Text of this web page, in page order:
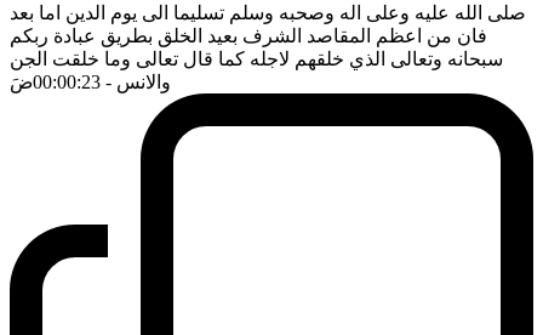
صلى الله عليه وعلى اله وصحبه وسلم تسليما الى يوم الدين اما بعد
فان من اعظم المقاصد الشرف بعيد الخلق بطريق عبادة ربكم
سبحانه وتعالى الذي خلقهم لاجله كما قال تعالى وما خلقت الجن
والانس - 00:00:23 ضَ